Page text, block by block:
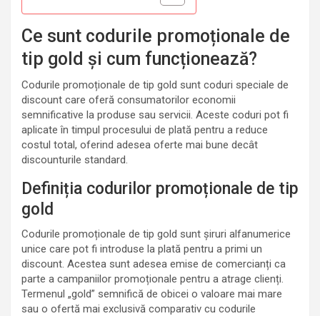
Ce sunt codurile promoționale de
tip gold și cum funcționează?
Codurile promoționale de tip gold sunt coduri speciale de
discount care oferă consumatorilor economii
semnificative la produse sau servicii. Aceste coduri pot fi
aplicate în timpul procesului de plată pentru a reduce
costul total, oferind adesea oferte mai bune decât
discounturile standard.
Definiția codurilor promoționale de tip
gold
Codurile promoționale de tip gold sunt șiruri alfanumerice
unice care pot fi introduse la plată pentru a primi un
discount. Acestea sunt adesea emise de comercianți ca
parte a campaniilor promoționale pentru a atrage clienți.
Termenul „gold” semnifică de obicei o valoare mai mare
sau o ofertă mai exclusivă comparativ cu codurile